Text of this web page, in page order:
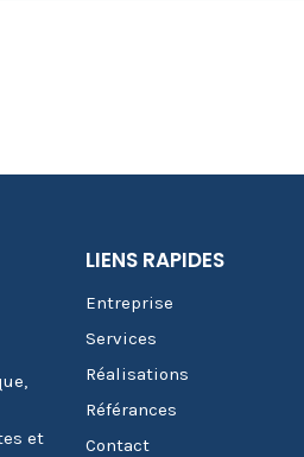
et
LIENS RAPIDES
Entreprise
Services
Réalisations
Référances
Contact